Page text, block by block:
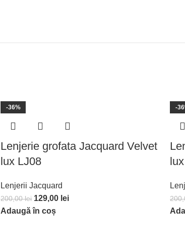
-36%
Lenjerie grofata Jacquard Velvet
lux LJ08
Lenjerii Jacquard
200,00lei 129,00 lei
Adaugă în coș
-